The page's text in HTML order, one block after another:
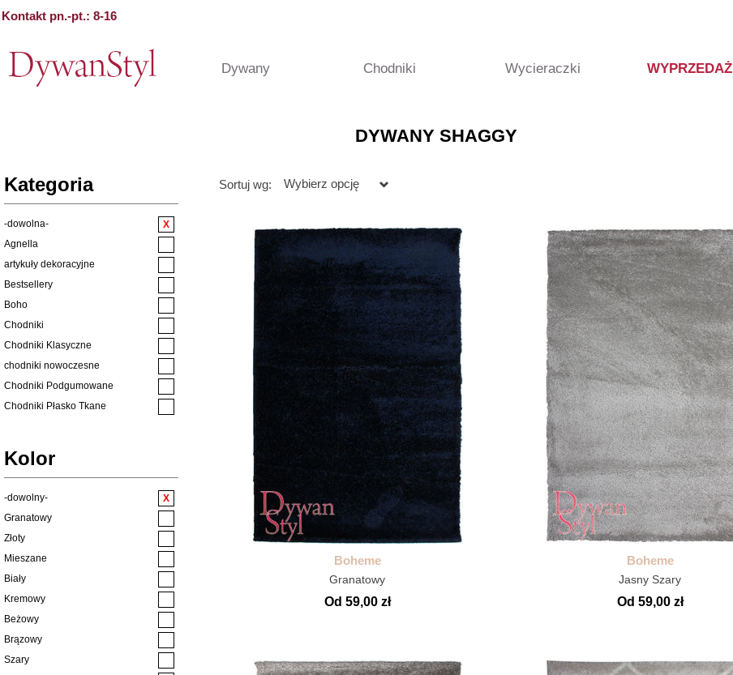
Kontakt pn.-pt.: 8-16
Dywany Chodniki Wycieraczki WYPRZEDAŻ
DYWANY SHAGGY
Kategoria
-dowolna-
Agnella
artykuły dekoracyjne
Bestsellery
Boho
Chodniki
Chodniki Klasyczne
chodniki nowoczesne
Chodniki Podgumowane
Chodniki Płasko Tkane
Dziecięce
Kolor
-dowolny-
Granatowy
Złoty
Mieszane
Biały
Kremowy
Beżowy
Brązowy
Szary
Sortuj wg: Wybierz opcję
Boheme
Granatowy
Od 59,00 zł
Boheme
Jasny Szary
Od 59,00 zł